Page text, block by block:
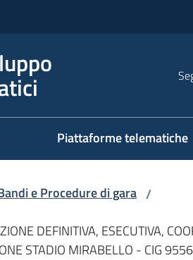
Piattaforme telematiche
e Procedure di gara /
DEFINITIVA, ESECUTIVA,
STADIO MIRABELLO - CIG